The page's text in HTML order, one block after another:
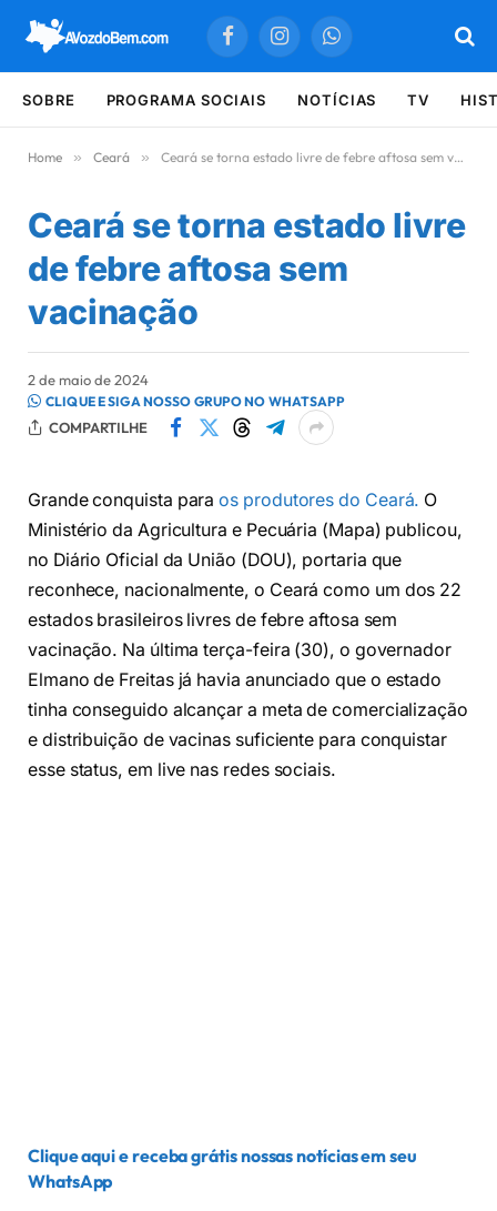
FacebookInstagramWhatsApp
SOBRE PROGRAMA SOCIAIS NOTÍCIAS TV
Home » Ceará » Ceará se torna estado livre de febre aftosa sem vacinação
Ceará se torna estado livre
de febre aftosa sem
vacinação
2 de maio de 2024
CLIQUE E SIGA NOSSO GRUPO NO WHATSAPP
COMPARTILHE
Grande conquista paraos produtores do Ceará. O
Ministério da Agricultura e Pecuária (Mapa) publicou,
no Diário Oficial da União (DOU), portaria que
reconhece, nacionalmente, o Ceará como um dos 22
estados brasileiros livres de febre aftosa sem
vacinação. Na última terça-feira (30), o governador
Elmano de Freitas já havia anunciado que o estado
tinha conseguido alcançar a meta de comercialização
e distribuição de vacinas suficiente para conquistar
esse status, em live nas redes sociais.
Clique aqui e receba grátis nossas notícias em seu
WhatsApp